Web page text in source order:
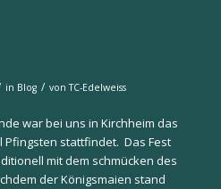
in Blog / vonTC-Edelweiss
war bei uns in Kirchheim das
stattfindet. Das Fest
mit dem schmücken des
der Königsmaien stand